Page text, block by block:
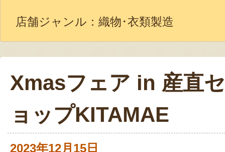
店舗ジャンル： 織物･衣類製造
Xmasフェア in 産直
ョップKITAMAE
2023年12月15日